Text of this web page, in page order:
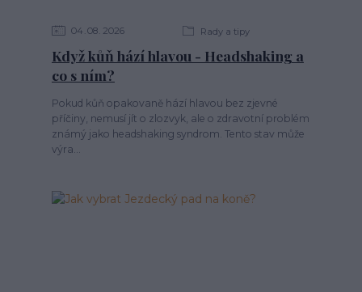
04 08 2026 Rady a tipy
Když kůň hází hlavou - Headshaking a
co s ním?
Pokud kůň opakovaně hází hlavou bez zjevné
příčiny, nemusí jít o zlozvyk, ale o zdravotní problém
známý jako headshaking syndrom. Tento stav může
výra...